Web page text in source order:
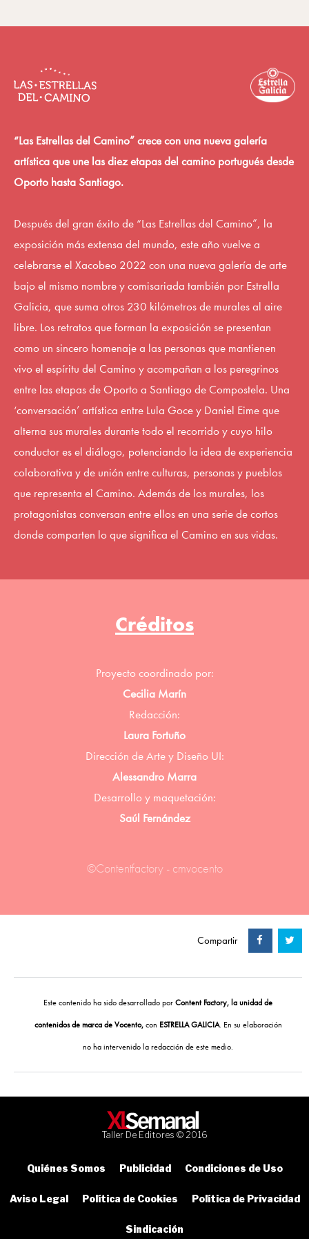
“Las Estrellas del Camino” crece con una nueva galería
artística que une las diez etapas del camino portugués desde
Oporto hasta Santiago.
Después del gran éxito de “Las Estrellas del Camino”, la
exposición más extensa del mundo, este año vuelve a
celebrarse el Xacobeo 2022 con una nueva galería de arte
bajo el mismo nombre y comisariada también por Estrella
Galicia, que suma otros 230 kilómetros de murales al aire
libre. Los retratos que forman la exposición se presentan
como un sincero homenaje a las personas que mantienen
vivo el espíritu del Camino y acompañan a los peregrinos
entre las etapas de Oporto a Santiago de Compostela. Una
‘conversación’ artística entre Lula Goce y Daniel Eime que
alterna sus murales durante todo el recorrido y cuyo hilo
conductor es el diálogo, potenciando la idea de experiencia
colaborativa y de unión entre culturas, personas y pueblos
que representa el Camino. Además de los murales, los
protagonistas conversan entre ellos en una serie de cortos
donde comparten lo que significa el Camino en sus vidas.
Créditos
Proyecto coordinado por:
Cecilia Marín
Redacción:
Laura Fortuño
Dirección de Arte y Diseño UI:
Alessandro Marra
Desarrollo y maquetación:
Saúl Fernández
©Contentfactory - cmvocento
Compartir
Este contenido ha sido desarrollado porContent Factory, la unidad de
contenidos de marca de Vocento,con ESTRELLA GALICIA. En su elaboración
no ha intervenido la redacción de este medio.
Taller De Editores © 2016
Quiénes Somos Publicidad Condiciones de Uso
Aviso Legal Política de Cookies Política de Privacidad
Sindicación